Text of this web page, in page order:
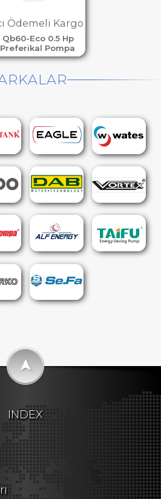
Eco 0.5 Hp
Pompa
Ödemeli Kargo
➤
INDEX